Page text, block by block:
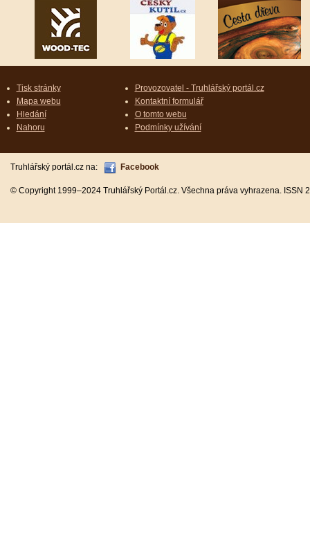
Tisk stránky
Mapa webu
Hledání
Nahoru
Provozovatel - Truhlářský portál.cz
Kontaktní formulář
O tomto webu
Podmínky užívání
Truhlářský portál.cz na: Facebook
© Copyright 1999–2024 Truhlářský Portál.cz. Všechna práva vyhrazena.